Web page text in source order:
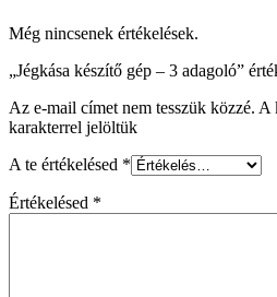
Még nincsenek értékelések.
„Jégkása készítő gép – 3 adagoló”
Az e-mail címet nem tesszük közzé. A
karakterrel jelöltük
A te értékelésed *
Értékelésed *